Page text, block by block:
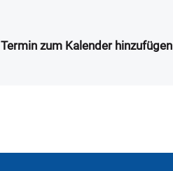
Termin zum Kalender hinzufügen